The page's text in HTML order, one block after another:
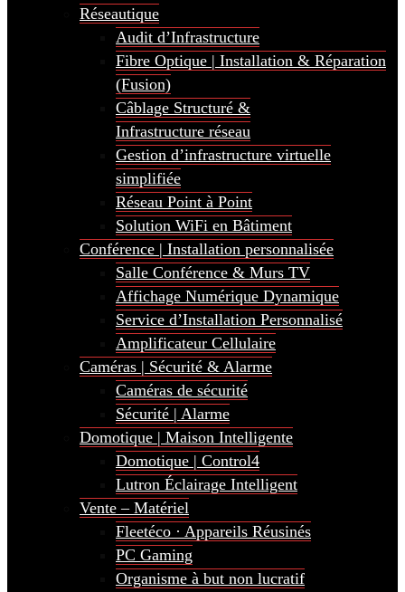
Réseautique
Audit d’Infrastructure
Fibre Optique | Installation & Réparation
(Fusion)
Câblage Structuré &
Infrastructure réseau
Gestion d’infrastructure virtuelle
simplifiée
Réseau Point à Point
Solution WiFi en Bâtiment
Conférence | Installation personnalisée
Salle Conférence & Murs TV
Affichage Numérique Dynamique
Service d’Installation Personnalisé
Amplificateur Cellulaire
Caméras | Sécurité & Alarme
Caméras de sécurité
Sécurité | Alarme
Domotique | Maison Intelligente
Domotique | Control4
Lutron Éclairage Intelligent
Vente – Matériel
Fleetéco · Appareils Réusinés
PC Gaming
Organisme à but non lucratif